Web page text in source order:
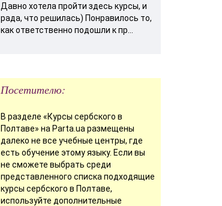
Давно хотела пройти здесь курсы, и
рада, что решилась) Понравилось то,
как ответственно подошли к пр...
Посетителю:
В разделе «Курсы сербского в
Полтаве» на Parta.ua размещены
далеко не все учебные центры, где
есть обучение этому языку. Если вы
не сможете выбрать среди
представленного списка подходящие
курсы сербского в Полтаве,
используйте дополнительные